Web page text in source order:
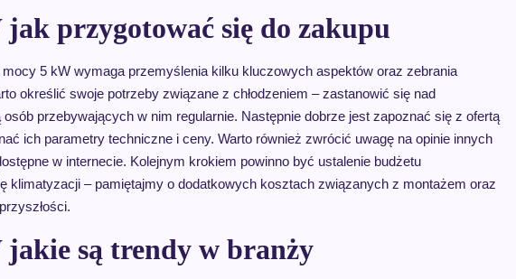
przygotować się do zakupu
5 kW wymaga przemyślenia kilku kluczowych aspektów oraz zebrania
określić swoje potrzeby związane z chłodzeniem – zastanowić się nad
przebywających w nim regularnie. Następnie dobrze jest zapoznać się z ofertą
ich parametry techniczne i ceny. Warto również zwrócić uwagę na opinie innych
w internecie. Kolejnym krokiem powinno być ustalenie budżetu
klimatyzacji – pamiętajmy o dodatkowych kosztach związanych z montażem oraz
są trendy w branży